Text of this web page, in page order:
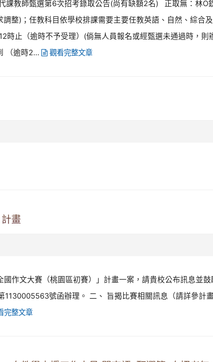
課教師甄選第6次招考錄取公告(尚有缺額2名) 正取無：林O
)；任教科目依學校排課需要主要任教英語、自然、綜合及
時止（逾時不予受理）(倘無人員報名或經甄選未通過時，則
（逾時2...
觀看完整文章
畫
作文大賽（桃園區初賽）」計畫一案，請貴校公布訊息並
號函辦理。 二、 旨揭比賽相關訊息（請詳參計
完整文章